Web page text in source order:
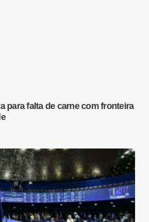
para falta de carne com fronteira